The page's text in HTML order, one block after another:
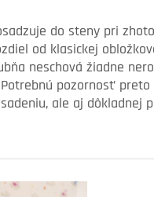
do steny pri
od klasickej
neschová žiadne
pozornosť preto
ale aj dôkladnej